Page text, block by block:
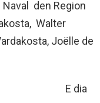
Naval den Region
Walter
Joëlle de
E dia